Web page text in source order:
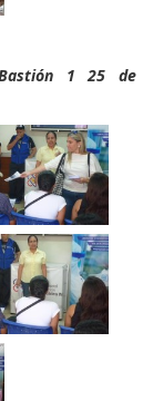
1 25 de